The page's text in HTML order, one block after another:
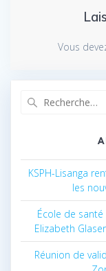
Vous
KSPH-Lisanga
les
École de
Elizabeth
Réunion de